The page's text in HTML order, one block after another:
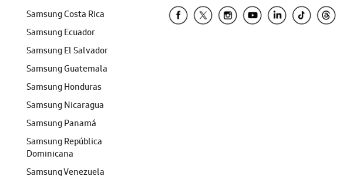
Samsung Costa Rica
Samsung Ecuador
Samsung El Salvador
Samsung Guatemala
Samsung Honduras
Samsung Nicaragua
Samsung Panamá
Samsung República
Dominicana
Samsung Venezuela